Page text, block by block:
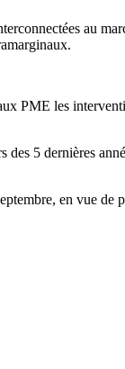
au
PME les
5 dernières
en vue